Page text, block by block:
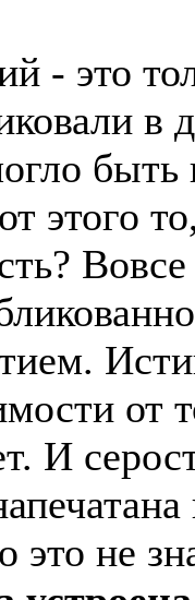
- это
в
быть
этого
от
И
это не